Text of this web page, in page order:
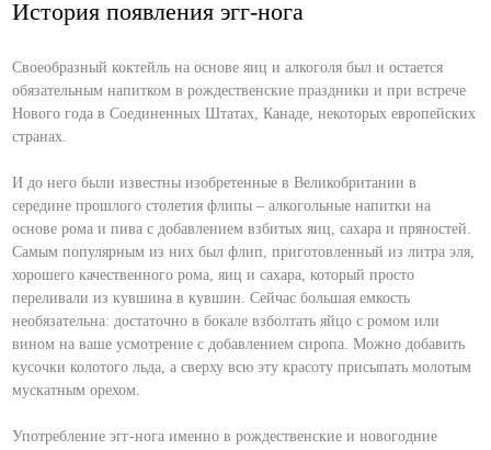
История появления эгг-нога
Своеобразный коктейль на основе яиц и алкоголя был и остается
обязательным напитком в рождественские праздники и при встрече
Нового года в Соединенных Штатах, Канаде, некоторых европейских
странах.
И до него были известны изобретенные в Великобритании в
середине прошлого столетия флипы – алкогольные напитки на
основе рома и пива с добавлением взбитых яиц, сахара и пряностей.
Самым популярным из них был флип, приготовленный из литра эля,
хорошего качественного рома, яиц и сахара, который просто
переливали из кувшина в кувшин. Сейчас большая емкость
необязательна: достаточно в бокале взболтать яйцо с ромом или
вином на ваше усмотрение с добавлением сиропа. Можно добавить
кусочки колотого льда, а сверху всю эту красоту присыпать молотым
мускатным орехом.
Употребление эгг-нога именно в рождественские и новогодние